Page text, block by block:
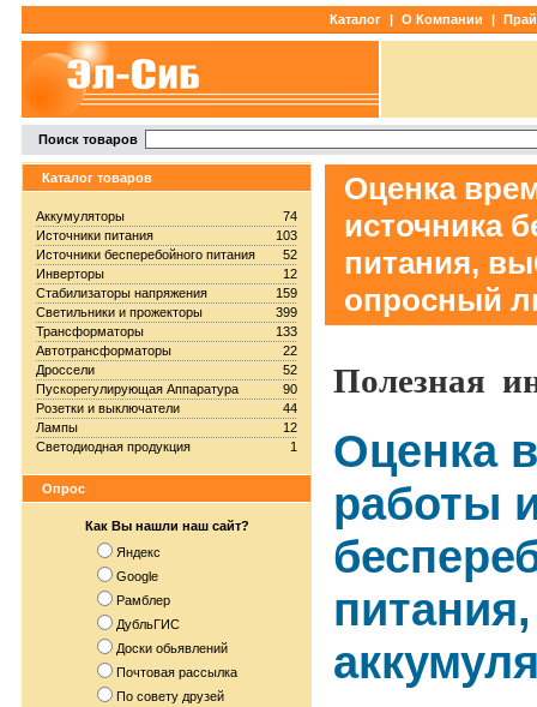
Каталог | О Компании |
Поиск товаров
Каталог товаров
74
Аккумуляторы
103
Источники питания
52
Источники бесперебойного питания
12
Инверторы
159
Стабилизаторы напряжения
399
Светильники и прожекторы
133
Трансформаторы
22
Автотрансформаторы
52
Дроссели
90
Пускорегулирующая Аппаратура
44
Розетки и выключатели
12
Лампы
1
Светодиодная продукция
Опрос
Как Вы нашли наш сайт?
Яндекс
Google
Рамблер
ДубльГИС
Доски обьявлений
Почтовая рассылка
По совету друзей
Оценка
источника
питания,
опросный
Полезная
Оценка
работы